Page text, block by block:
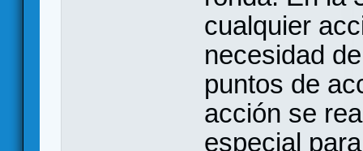
cualquier
necesidad
puntos de
acción se
especial